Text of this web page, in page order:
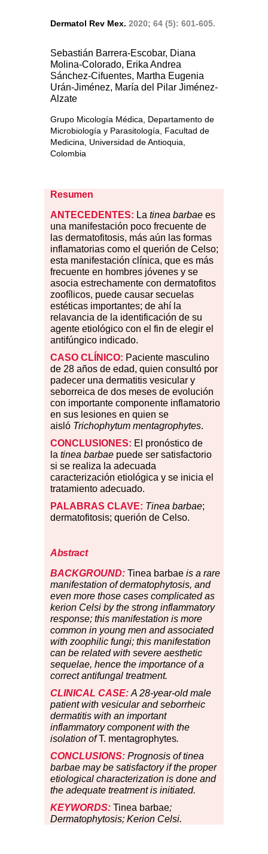
Dermatol Rev Mex. 2020; 64 (5): 601-605.
Sebastián Barrera-Escobar, Diana
Molina-Colorado, Erika Andrea
Sánchez-Cifuentes, Martha Eugenia
Urán-Jiménez, María del Pilar Jiménez-
Alzate
Grupo Micología Médica, Departamento de
Microbiología y Parasitología, Facultad de
Medicina, Universidad de Antioquia,
Colombia
Resumen
ANTECEDENTES: La tinea barbae es
una manifestación poco frecuente de
las dermatofitosis, más aún las formas
inflamatorias como el querión de Celso;
esta manifestación clínica, que es más
frecuente en hombres jóvenes y se
asocia estrechamente con dermatofitos
zoofílicos, puede causar secuelas
estéticas importantes; de ahí la
relavancia de la identificación de su
agente etiológico con el fin de elegir el
antifúngico indicado.
CASO CLÍNICO: Paciente masculino
de 28 años de edad, quien consultó por
padecer una dermatitis vesicular y
seborreica de dos meses de evolución
con importante componente inflamatorio
en sus lesiones en quien se
aisló Trichophytum mentagrophytes.
CONCLUSIONES: El pronóstico de
la tinea barbae puede ser satisfactorio
si se realiza la adecuada
caracterización etiológica y se inicia el
tratamiento adecuado.
PALABRAS CLAVE: Tinea barbae;
dermatofitosis; querión de Celso.
Abstract
BACKGROUND: Tinea barbae is a rare
manifestation of dermatophytosis, and
even more those cases complicated as
kerion Celsi by the strong inflammatory
response; this manifestation is more
common in young men and associated
with zoophilic fungi; this manifestation
can be related with severe aesthetic
sequelae, hence the importance of a
correct antifungal treatment.
CLINICAL CASE: A 28-year-old male
patient with vesicular and seborrheic
dermatitis with an important
inflammatory component with the
isolation ofT. mentagrophytes.
CONCLUSIONS: Prognosis of tinea
barbae may be satisfactory if the proper
etiological characterization is done and
the adequate treatment is initiated.
KEYWORDS: Tinea barbae;
Dermatophytosis; Kerion Celsi.